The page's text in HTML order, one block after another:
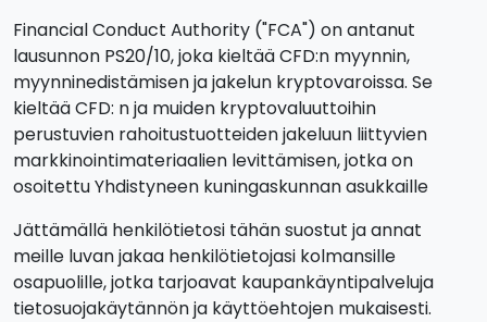
Financial Conduct Authority ("FCA") on antanut
lausunnon PS20/10, joka kieltää CFD:n myynnin,
myynninedistämisen ja jakelun kryptovaroissa. Se
kieltää CFD: n ja muiden kryptovaluuttoihin
perustuvien rahoitustuotteiden jakeluun liittyvien
markkinointimateriaalien levittämisen, jotka on
osoitettu Yhdistyneen kuningaskunnan asukkaille
Jättämällä henkilötietosi tähän suostut ja annat
meille luvan jakaa henkilötietojasi kolmansille
osapuolille, jotka tarjoavat kaupankäyntipalveluja
tietosuojakäytännön ja käyttöehtojen mukaisesti.